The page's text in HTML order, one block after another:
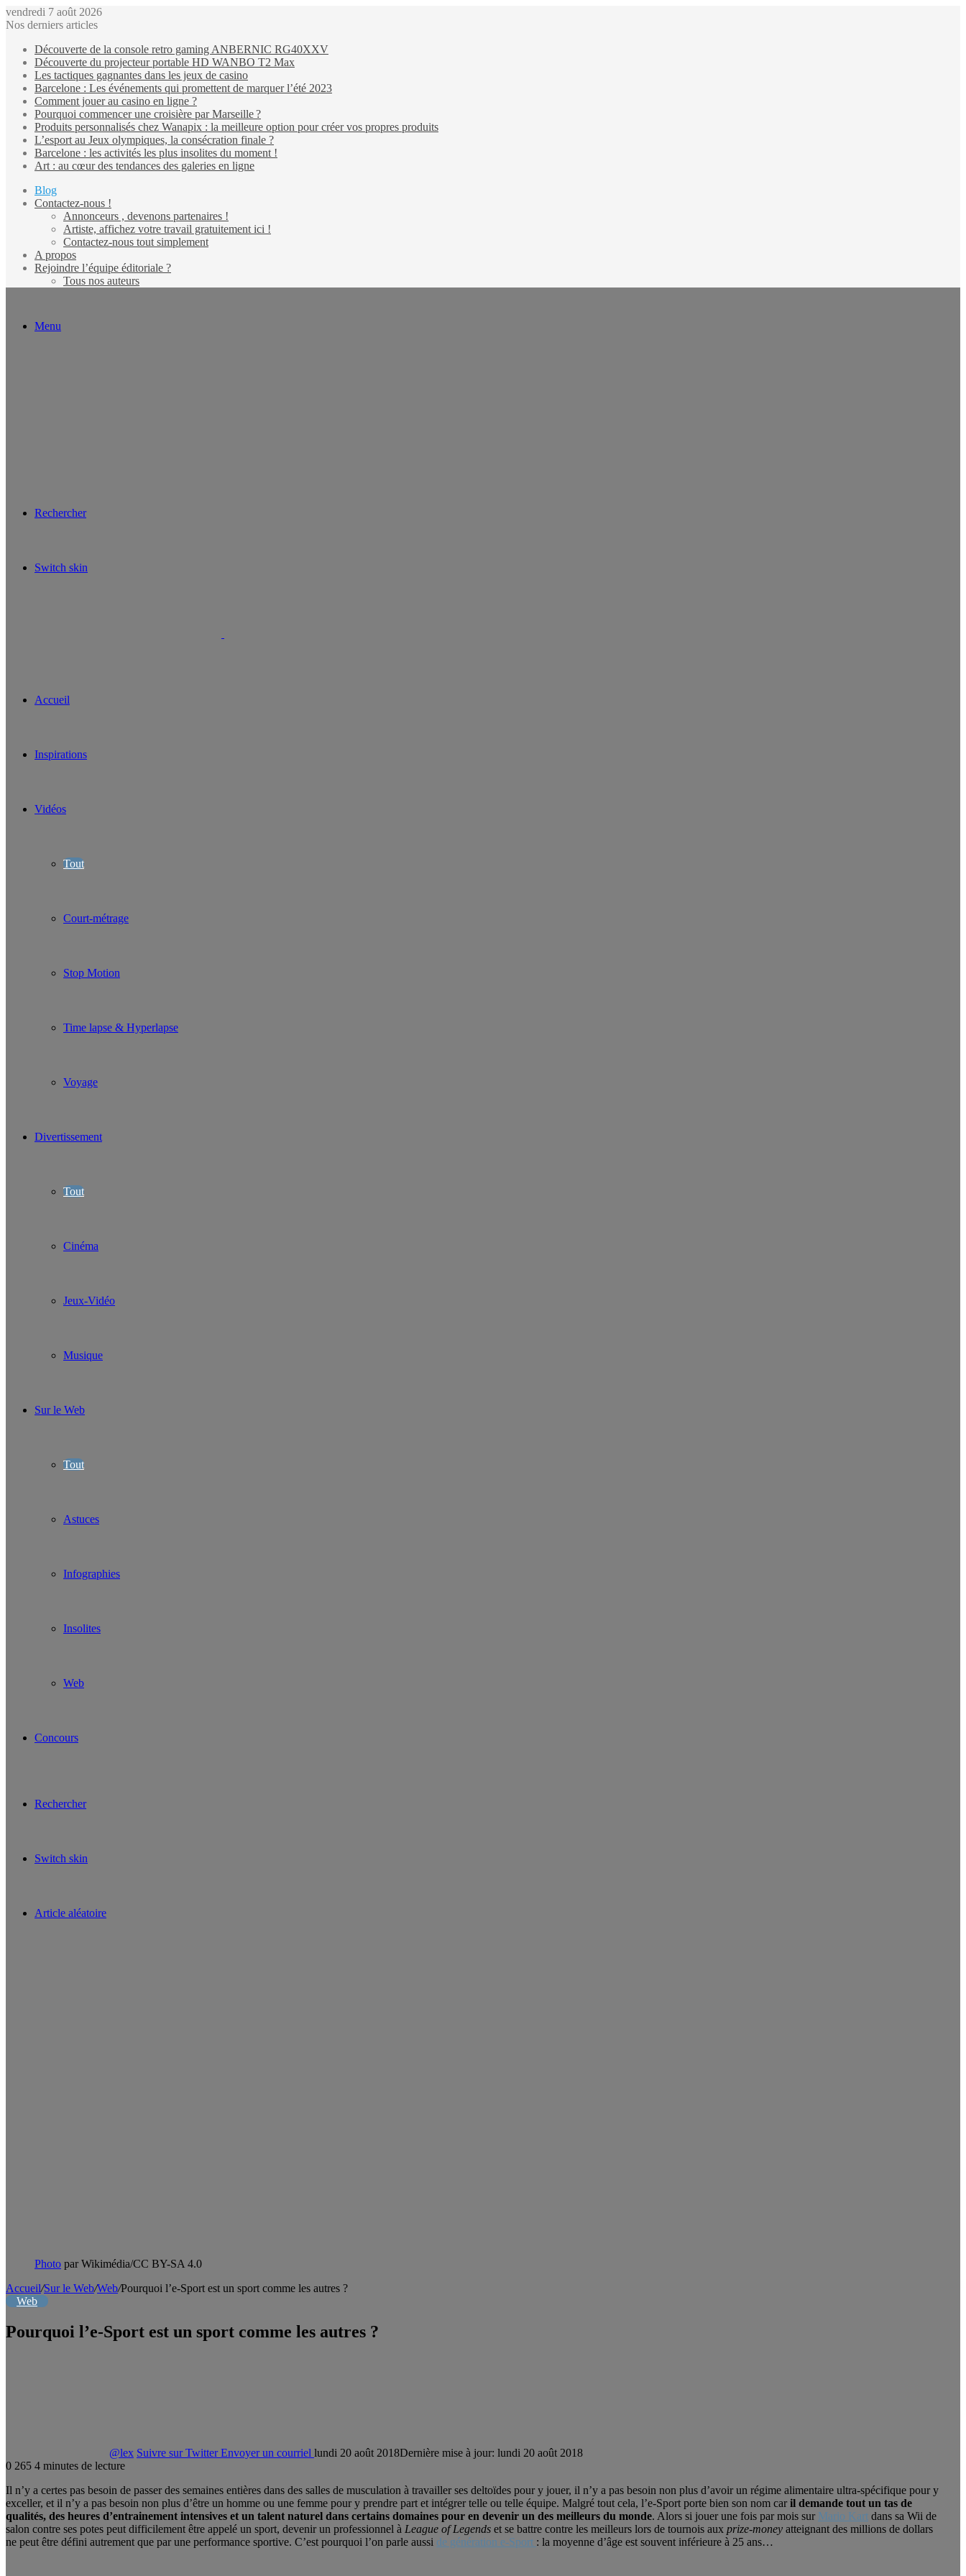
vendredi 7 août 2026
Nos derniers articles
Découverte de la console retro gaming ANBERNIC RG40XXV
Découverte du projecteur portable HD WANBO T2 Max
Les tactiques gagnantes dans les jeux de casino
Barcelone : Les événements qui promettent de marquer l’été 2023
Comment jouer au casino en ligne ?
Pourquoi commencer une croisière par Marseille ?
Produits personnalisés chez Wanapix : la meilleure option pour créer vos propres produits
L’esport au Jeux olympiques, la consécration finale ?
Barcelone : les activités les plus insolites du moment !
Art : au cœur des tendances des galeries en ligne
Blog
Contactez-nous !
Annonceurs , devenons partenaires !
Artiste, affichez votre travail gratuitement ici !
Contactez-nous tout simplement
A propos
Rejoindre l’équipe éditoriale ?
Tous nos auteurs
Menu
Rechercher
Switch skin
Accueil
Inspirations
Vidéos
Tout
Court-métrage
Stop Motion
Time lapse & Hyperlapse
Voyage
Divertissement
Tout
Cinéma
Jeux-Vidéo
Musique
Sur le Web
Tout
Astuces
Infographies
Insolites
Web
Concours
Rechercher
Switch skin
Article aléatoire
Photo par Wikimédia/CC BY-SA 4.0
Accueil/Sur le Web/Web/Pourquoi l’e-Sport est un sport comme les autres ?
Web
Pourquoi l’e-Sport est un sport comme les autres ?
@lex Suivre sur Twitter Envoyer un courriel lundi 20 août 2018Dernière mise à jour: lundi 20 août 2018
0 265 4 minutes de lecture
Il n’y a certes pas besoin de passer des semaines entières dans des salles de musculation à travailler ses deltoïdes pour y jouer, il n’y a pas besoin non plus d’avoir un régime alimentaire ultra-spécifique pour y
exceller, et il n’y a pas besoin non plus d’être un homme ou une femme pour y prendre part et intégrer telle ou telle équipe. Malgré tout cela, l’e-Sport porte bien son nom caril demande tout un tas de
qualités, des heures d’entrainement intensives et un talent naturel dans certains domaines pour en devenir un des meilleurs du monde. Alors si jouer une fois par mois sur Mario Kart dans sa Wii de
salon contre ses potes peut difficilement être appelé un sport, devenir un professionnel à League of Legends et se battre contre les meilleurs lors de tournois aux prize-money atteignant des millions de dollars
ne peut être défini autrement que par une performance sportive. C’est pourquoi l’on parle aussi de génération e-Sport : la moyenne d’âge est souvent inférieure à 25 ans…